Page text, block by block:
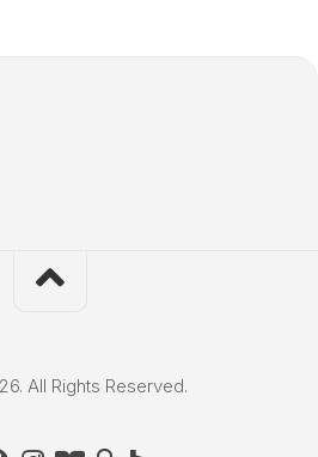
All Rights Reserved.